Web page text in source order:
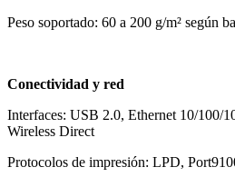
Peso soportado: 60 a 200 g/m² según
Conectividad y red
Interfaces: USB 2.0, Ethernet 10/100/
Wireless Direct
Protocolos de impresión: LPD,